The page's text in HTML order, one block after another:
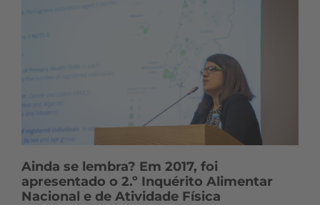
Ainda se lembra? Em 2017, foi
apresentado o 2.º Inquérito Alimentar
Nacional e de Atividade Física